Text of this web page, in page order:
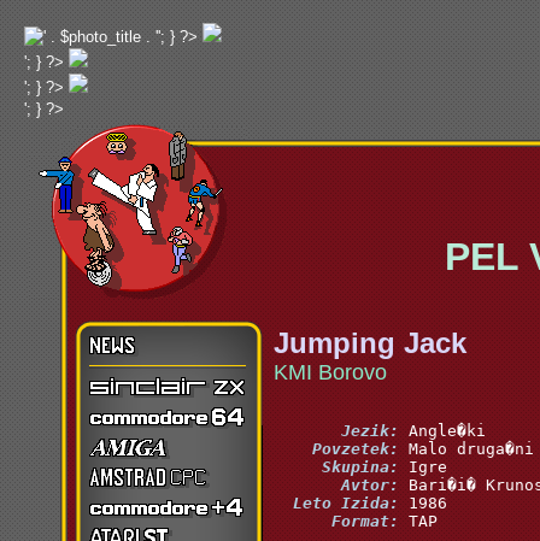
'; } ?>
'; } ?>
'; } ?>
'; } ?>
PEL
Jumping Jack
KMI Borovo
       Jezik:
    Povzetek:
     Skupina:
       Avtor:
  Leto Izida:
      Format:
TAP